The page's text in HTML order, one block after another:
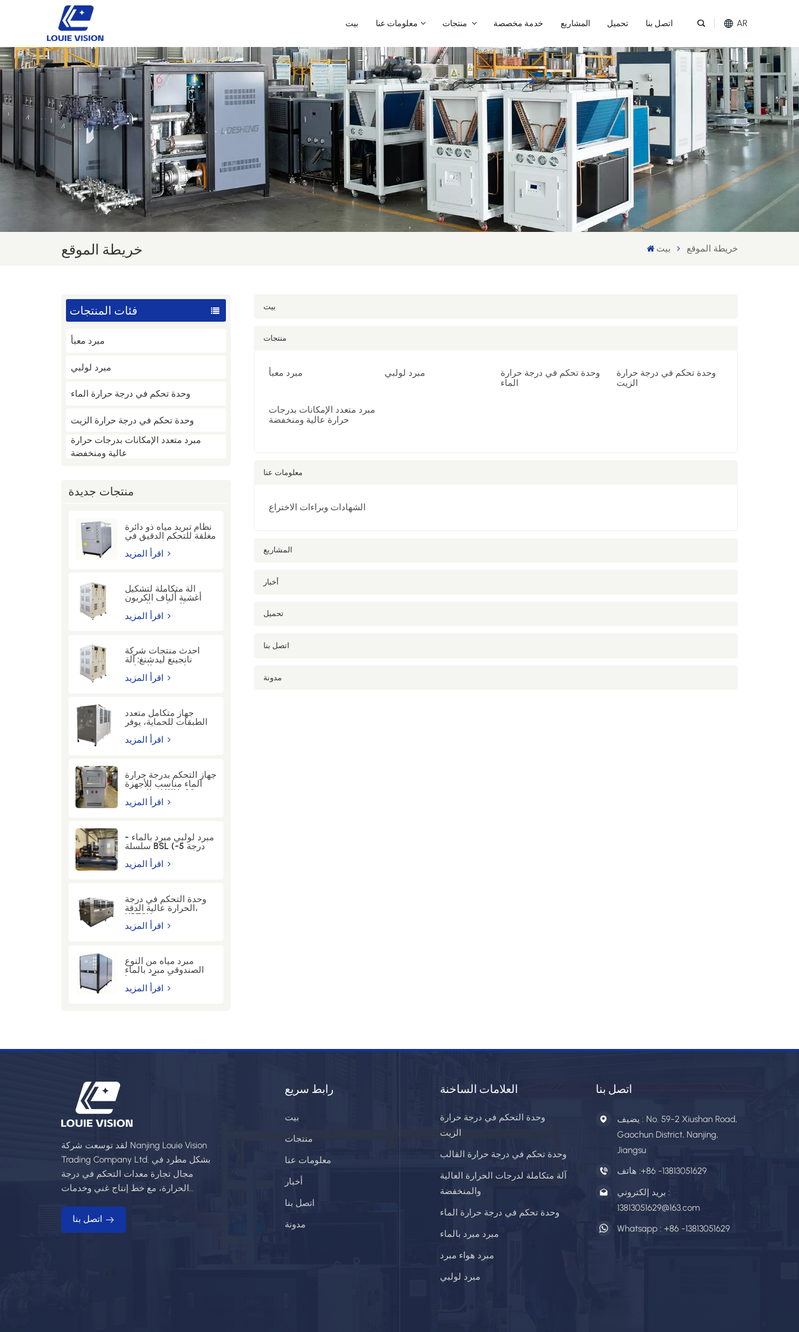
بيت معلومات عنا خدمة مخصصة المشاريع تحميل اتصل بنا AR
English
Melayu
خريطة الموقع بيت خريطة الموقع
فئات المنتجات
مبرد معبأ
مبرد لولبي
وحدة تحكم في درجة حرارة الماء
وحدة تحكم في درجة حرارة الزيت
مبرد متعدد الإمكانات بدرجات حرارة
عالية ومنخفضة
منتجات جديدة
نظام تبريد مياه ذو دائرة
مغلقة للتحكم الدقيق في
درجة الحرارة لتبريد إنتاج
الهيدروجين في صناعة
آلة متكاملة لتشكيل
أغشية ألياف الكربون
بالحرارة والبرودة
أحدث منتجات شركة
نانجينغ ليدشنغ: آلة
دورات درجة الحرارة
(-60 درجة مئوية إلى
300 درجة مئوية) لصناعة
جهاز متكامل متعدد
الطبقات للحماية، يوفر
الماء البارد والساخن،
مناسب للبحث والتطوير
في المختبرات
جهاز التحكم بدرجة حرارة
الماء مناسب للأجهزة
الدقيقة - LWM-30-
12KW
مبرد لولبي مبرد بالماء -
سلسلة BSL (-5 درجة
مئوية) - 100WSEM
وحدة التحكم في درجة
الحرارة عالية الدقة،
HPTCU
مبرد مياه من النوع
الصندوقي مبرد بالماء
بدرجة حرارة 7 مئوية |
مصنع مبردات المياه
الصناعية
بيت
منتجات
مبرد معبأ مبرد لولبي
وحدة تحكم في درجة حرارة
الماء
وحدة تحكم في درجة حرارة
الزيت
مبرد متعدد الإمكانات بدرجات
حرارة عالية ومنخفضة
معلومات عنا
الشهادات وبراءات الاختراع
المشاريع
أخبار
تحميل
اتصل بنا
مدونة
لقد توسعت شركة Nanjing Louie Vision
Trading Company Ltd. بشكل مطرد في
مجال تجارة معدات التحكم في درجة
الحرارة، مع خط إنتاج غني وخدمات
اتصل بنا
رابط سريع
بيت
منتجات
معلومات عنا
أخبار
اتصل بنا
مدونة
العلامات الساخنة
وحدة التحكم في درجة حرارة
الزيت
وحدة تحكم في درجة حرارة القالب
آلة متكاملة لدرجات الحرارة العالية
والمنخفضة
وحدة تحكم في درجة حرارة الماء
مبرد مبرد بالماء
مبرد هواء مبرد
مبرد لولبي
اتصل بنا
يضيف : No. 59-2 Xiushan Road,
Gaochun District, Nanjing,
Jiangsu
هاتف :+86 -13813051629
بريد إلكتروني :
13813051629@163.com
Whatsapp : +86 -13813051629